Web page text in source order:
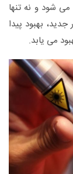
می شود و نه تنها
بهبود پیدا
می یابد.